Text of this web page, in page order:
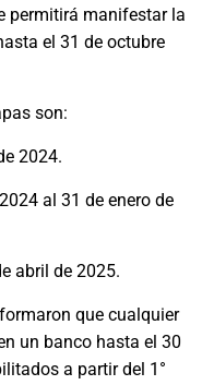
permitirá manifestar la
el 31 de octubre
son:
2024.
al 31 de enero de
abril de 2025.
que cualquier
un banco hasta el 30
a partir del 1°